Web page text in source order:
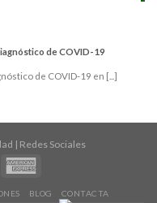
de COVID-19
de COVID-19 en [...]
| Redes Sociales
BLOG CONTACTA